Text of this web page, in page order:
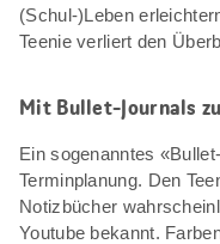
(Schul-)Leben
Teenie verliert den
Mit Bullet-Journals
Ein sogenanntes
Terminplanung. Den
Notizbücher
Youtube bekannt.